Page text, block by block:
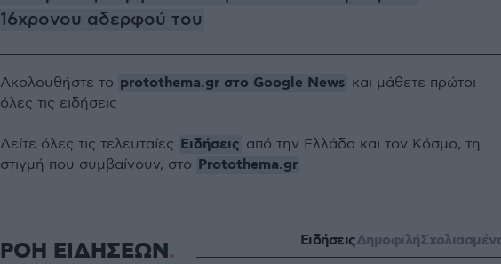
16χρονου αδερφού του
Ακολουθήστε το protothema.gr στο Google News και μάθετε πρώτοι
όλες τις ειδήσεις
Δείτε όλες τις τελευταίες Ειδήσεις από την Ελλάδα και τον Κόσμο, τη
στιγμή που συμβαίνουν, στο Protothema.gr
ΡΟΗ ΕΙΔΗΣΕΩΝ ΕιδήσειςΔημοφιλή